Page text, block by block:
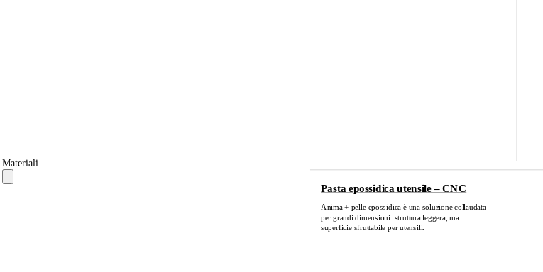
Materiali
Pasta epossidica utensile – CNC
Anima + pelle epossidica è una soluzione collaudata
per grandi dimensioni: struttura leggera, ma
superficie sfruttabile per utensili.